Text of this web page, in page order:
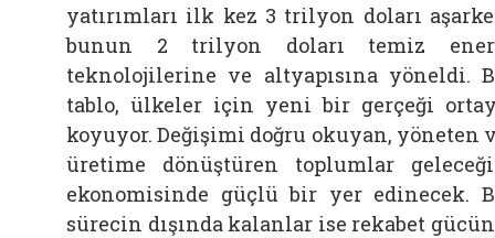
yatırımları ilk kez 3 trilyon doları
bunun 2 trilyon doları temiz
teknolojilerine ve altyapısına yöneldi.
tablo, ülkeler için yeni bir gerçeği
koyuyor. Değişimi doğru okuyan, yöneten
üretime dönüştüren toplumlar
ekonomisinde güçlü bir yer edinecek.
sürecin dışında kalanlar ise rekabet